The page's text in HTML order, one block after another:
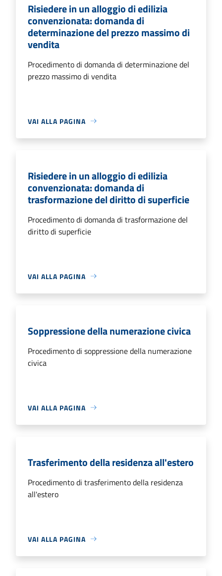
Risiedere in un alloggio di edilizia
convenzionata: domanda di
determinazione del prezzo massimo di
vendita
Procedimento di domanda di determinazione del
prezzo massimo di vendita
VAI ALLA PAGINA
Risiedere in un alloggio di edilizia
convenzionata: domanda di
trasformazione del diritto di superficie
Procedimento di domanda di trasformazione del
diritto di superficie
VAI ALLA PAGINA
Soppressione della numerazione civica
Procedimento di soppressione della numerazione
civica
VAI ALLA PAGINA
Trasferimento della residenza all'estero
Procedimento di trasferimento della residenza
all'estero
VAI ALLA PAGINA